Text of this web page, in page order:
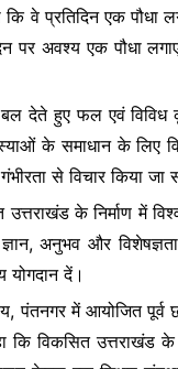
वे प्रतिदिन एक
पर अवश्य एक पौधा
देते हुए फल एवं विविध
के समाधान के लिए
से विचार किया जा
के निर्माण में
अनुभव और
योगदान दें।
पंतनगर में आयोजित पूर्व
विकसित उत्तराखंड के